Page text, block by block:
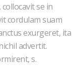
se in
cordulam suam
exurgeret, ita
advertit.
s.